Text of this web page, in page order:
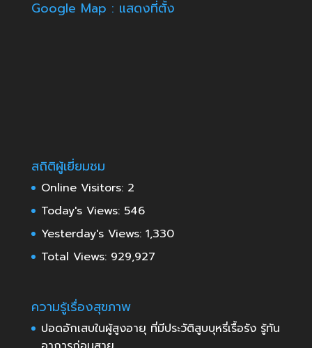
Google Map : แสดงที่ตั้ง
สถิติผู้เยี่ยมชม
Online Visitors: 2
Today's Views: 546
Yesterday's Views: 1,330
Total Views: 929,927
ความรู้เรื่องสุขภาพ
ปอดอักเสบในผู้สูงอายุ ที่มีประวัติสูบบุหรี่เรื้อรัง รู้ทัน